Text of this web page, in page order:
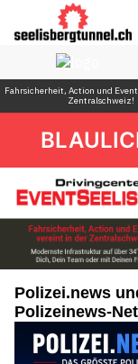
Polizei.news
Polizeinews-